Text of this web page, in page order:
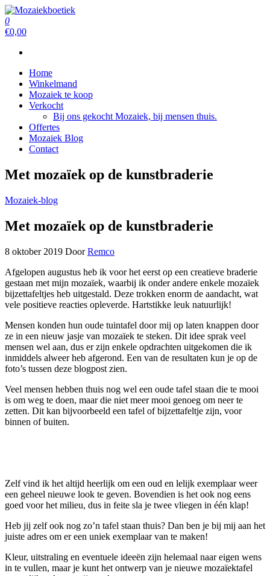
Ga
naar
de
Mozaiekboetiek
Mozaiekboetiek
0
€0,00
Home
Winkelmand
Mozaiek te koop
Verkocht
Bij ons gekocht Mozaiek, bij mensen thuis.
Offertes
Mozaiek Blog
Contact
Met mozaïek op de kunstbraderie
Mozaiek-blog
Met mozaïek op de kunstbraderie
8 oktober 2019 Door Remco
Afgelopen augustus heb ik voor het eerst op een creatieve braderie
gestaan met mijn mozaïek, waarbij ik onder andere enkele mozaïek
bijzettafeltjes heb uitgestald. Deze trokken enorm de aandacht, wat
vele positieve reacties opleverde. Hartstikke leuk natuurlijk!
Mensen konden hun oude tuintafel door mij op laten knappen door
ze in een nieuw jasje van mozaïek te steken. Dit idee sprak veel
mensen wel aan, dus er zijn enkele opdrachten uitgekomen die ik
inmiddels alweer heb afgerond. Een van de resultaten kun je op de
foto’s tussen deze blogpost zien.
Veel mensen hebben thuis nog wel een oude tafel staan die te mooi
is om weg te doen, maar die niet meer mooi genoeg om neer te
zetten. Dit kan bijvoorbeeld een tafel of bijzettafeltje zijn, voor
binnen of buiten.
Zelf vind ik het altijd heerlijk om een oud en lelijk exemplaar weer
een geheel nieuwe look te geven. Bovendien is het ook nog eens
goed voor het milieu, dus in feite sla je twee vliegen in één klap!
Heb jij zelf ook nog zo’n tafel staan thuis? Dan ben je bij mij aan het
juiste adres om er een uniek exemplaar van te maken!
Kleur, uitstraling en eventuele ideeën zijn helemaal naar eigen wens
in te vullen, maar je kunt het ontwerp van je nieuwe mozaïektafel